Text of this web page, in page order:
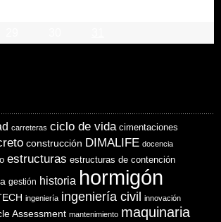
carreteras ciclo de vida cimentaciones
construcción DIMALIFE docencia
estructuras estructuras de contención
gestión historia hormigón
ingeniería ingeniería civil innovación
Assessment mantenimiento maquinaria